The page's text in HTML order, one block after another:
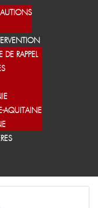
DE RAPPEL
AQUITAINE